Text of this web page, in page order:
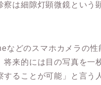
察は細隙灯顕微鏡という
などのスマホカメラの性
将来的には目の写真を一
することが可能」と言う